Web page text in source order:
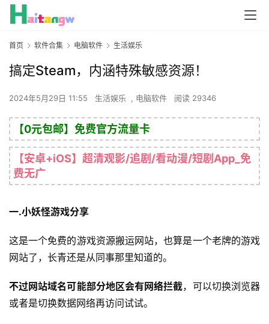
首页 软件合集 电脑软件 生活娱乐
搞定Steam，内涵特殊敏感资源！
2024年5月29日 11:55 生活娱乐 , 电脑软件 阅读 29346
【0元包邮】免费官方流量卡
【安卓+iOS】超清观影/追剧/看动漫/短剧App_免
费无广
一.小妖怪游戏分享
这是一个免费的游戏资源搬运网站，也算是一个老牌的游戏
网站了，长青还是从同事那里知道的。
不过网站域名可能部分地区会有网络拦截，可以切换浏览器
或者是切换数据网络再访问试试。